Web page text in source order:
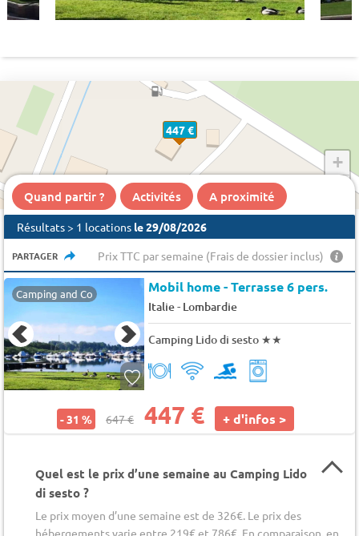
447 €
+
Quand partir ? Activités A proximité
Résultats > 1 locations le 29/08/2026
PARTAGER Prix TTC par semaine (Frais de dossier inclus)
Camping and Co Mobil home - Terrasse 6 pers.
Italie- Lombardie
Camping Lido di sesto ★★
- 31 % 647 € 447 € + d'infos >
Quel est le prix d’une semaine au Camping Lido
di sesto ?
Le prix moyen d’une semaine est de 326€. Le prix des
hébergements varie entre 219€ et 786€. En comparaison, en